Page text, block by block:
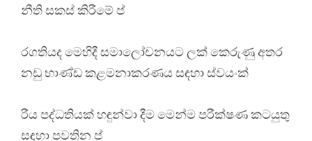
නීති සකස් කිරීමේ ප්
රගතියද මෙහිදී සමාලෝචනයට ලක් කෙරුණු අතර
නඩු භාණ්ඩ කළමනාකරණය සඳහා ස්වයංක්
රීය පද්ධතියක් හඳුන්වා දීම මෙන්ම පරීක්ෂණ කටයුතු
සඳහා පවතින ප්